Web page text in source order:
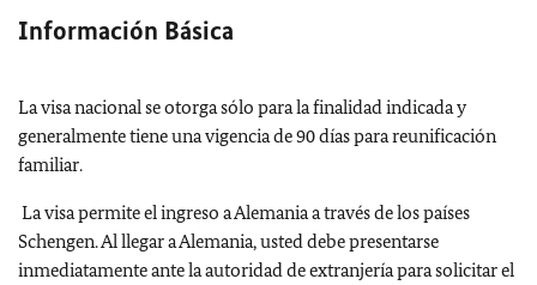
Información Básica
La visa nacional se otorga sólo para la finalidad indicada y
generalmente tiene una vigencia de 90 días para reunificación
familiar.
La visa permite el ingreso a Alemania a través de los países
Schengen. Al llegar a Alemania, usted debe presentarse
inmediatamente ante la autoridad de extranjería para solicitar el